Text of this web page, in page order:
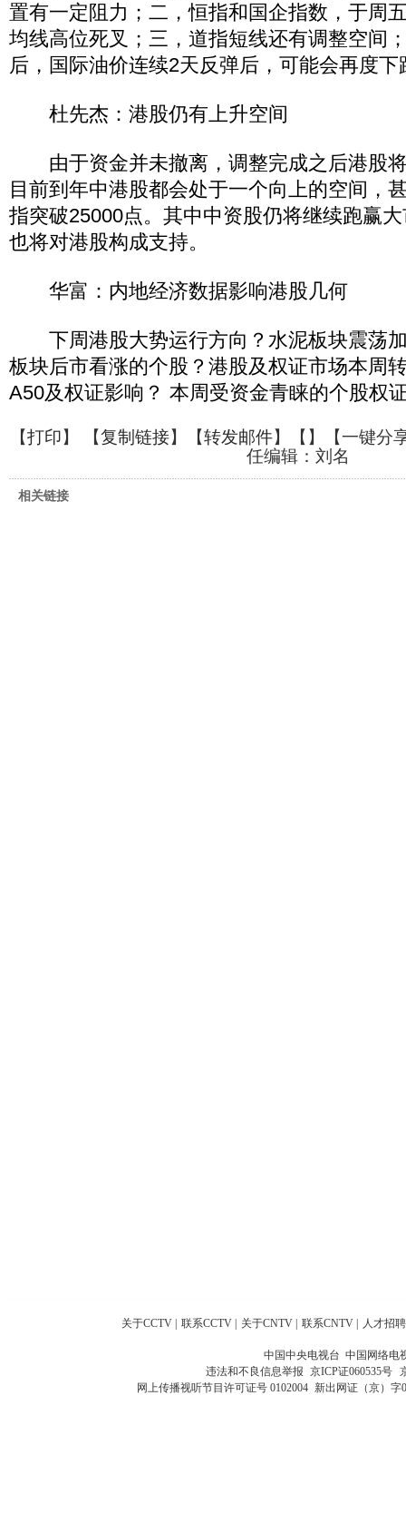
置有一定阻力；二，恒指和国企指数，于周
均线高位死叉；三，道指短线还有调整空间
后，国际油价连续2天反弹后，可能会再度下
杜先杰：港股仍有上升空间
由于资金并未撤离，调整完成之后港股
目前到年中港股都会处于一个向上的空间，
指突破25000点。其中中资股仍将继续跑赢
也将对港股构成支持。
华富：内地经济数据影响港股几何
下周港股大势运行方向？水泥板块震荡
板块后市看涨的个股？港股及权证市场本周
A50及权证影响？ 本周受资金青睐的个股权
【打印】 【复制链接】【转发邮件】【 】
【一键分
任编辑：刘名
相关链接
关于CCTV 联系CCTV 关于CNTV 联系CNTV 人才招聘
中国中央电视台 中国网络电
违法和不良信息举报 京ICP证060535号
网上传播视听节目许可证号 0102004 新出网证（京）